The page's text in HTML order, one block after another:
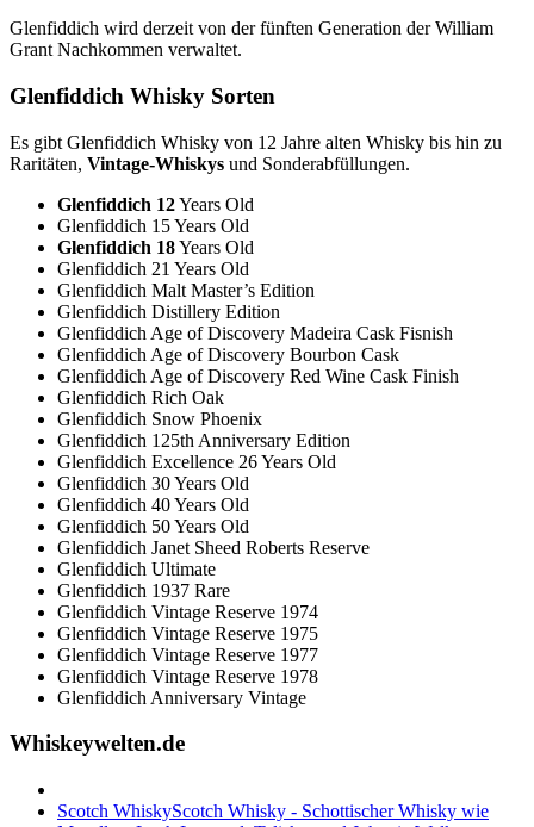
Glenfiddich wird derzeit von der fünften Generation der William
Grant Nachkommen verwaltet.
Glenfiddich Whisky Sorten
Es gibt Glenfiddich Whisky von 12 Jahre alten Whisky bis hin zu
Raritäten, Vintage-Whiskys und Sonderabfüllungen.
Glenfiddich 12Years Old
Glenfiddich 15 Years Old
Glenfiddich 18Years Old
Glenfiddich 21 Years Old
Glenfiddich Malt Master’s Edition
Glenfiddich Distillery Edition
Glenfiddich Age of Discovery Madeira Cask Fisnish
Glenfiddich Age of Discovery Bourbon Cask
Glenfiddich Age of Discovery Red Wine Cask Finish
Glenfiddich Rich Oak
Glenfiddich Snow Phoenix
Glenfiddich 125th Anniversary Edition
Glenfiddich Excellence 26 Years Old
Glenfiddich 30 Years Old
Glenfiddich 40 Years Old
Glenfiddich 50 Years Old
Glenfiddich Janet Sheed Roberts Reserve
Glenfiddich Ultimate
Glenfiddich 1937 Rare
Glenfiddich Vintage Reserve 1974
Glenfiddich Vintage Reserve 1975
Glenfiddich Vintage Reserve 1977
Glenfiddich Vintage Reserve 1978
Glenfiddich Anniversary Vintage
Whiskeywelten.de
Scotch WhiskyScotch Whisky - Schottischer Whisky wie